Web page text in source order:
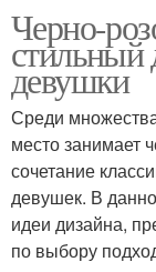
Черно-
стильный
девушки
Среди
место занимает
сочетание
девушек. В
идеи дизайна,
по выбору